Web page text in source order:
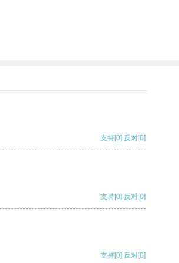
支持[0] 反对[0]
支持[0] 反对[0]
支持[0] 反对[0]